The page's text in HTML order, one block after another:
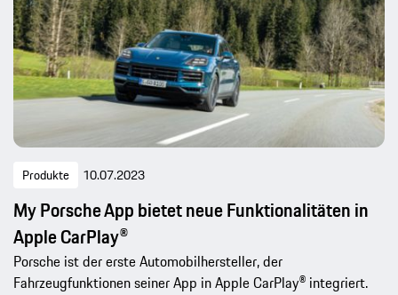
Produkte 10.07.2023
My Porsche App bietet neue Funktionalitäten in
Apple CarPlay®
Porsche ist der erste Automobilhersteller, der
Fahrzeugfunktionen seiner App in Apple CarPlay® integriert.